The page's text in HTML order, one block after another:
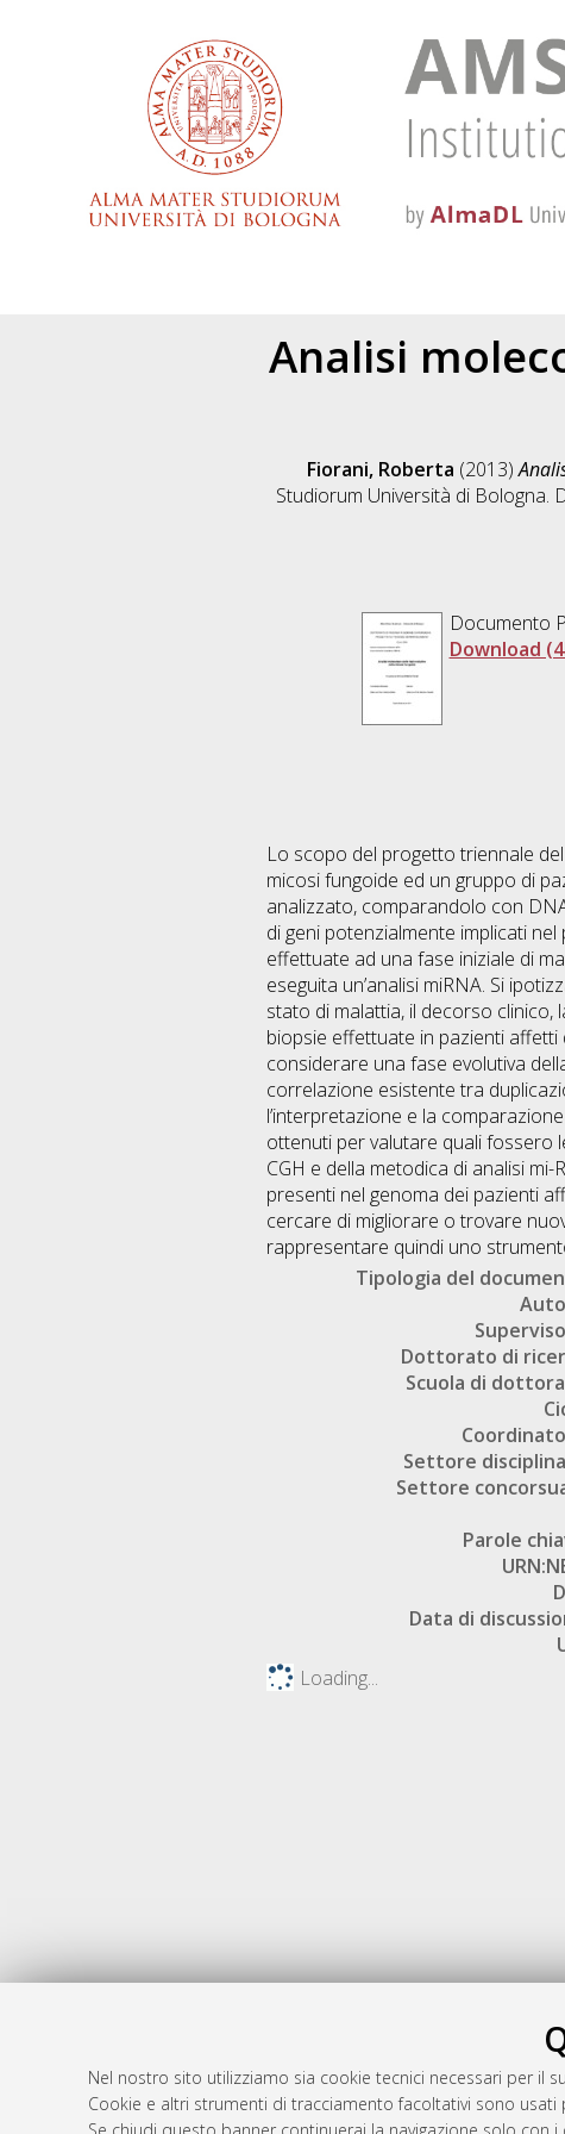
Nel nostro sito utilizziamo sia cookie tecnici necessari per il
Cookie e altri strumenti di tracciamento facoltativi sono
Analisi
Fiorani, Roberta (2013)
Studiorum Università di Bologna.
Documento
Download
Lo scopo del progetto triennale
micosi fungoide ed un gruppo di
analizzato, comparandolo con
di geni potenzialmente implicati
effettuate ad una fase iniziale di
eseguita un’analisi miRNA. Si
stato di malattia, il decorso
biopsie effettuate in pazienti
considerare una fase evolutiva
correlazione esistente tra
l’interpretazione e la
ottenuti per valutare quali fossero
CGH e della metodica di analisi
presenti nel genoma dei pazienti
cercare di migliorare o trovare
rappresentare quindi uno
Tipologia del
Dottorato di
Scuola di
Settore
Settore
Parole
Data di
Loading...
Atom
Rss 1.0
AMS Dottorato
ISSN: 2038-